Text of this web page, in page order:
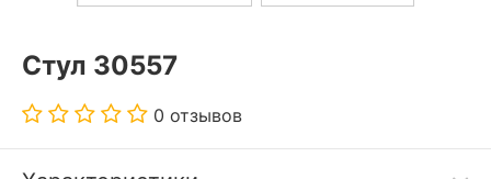
Стул 30557
0 отзывов